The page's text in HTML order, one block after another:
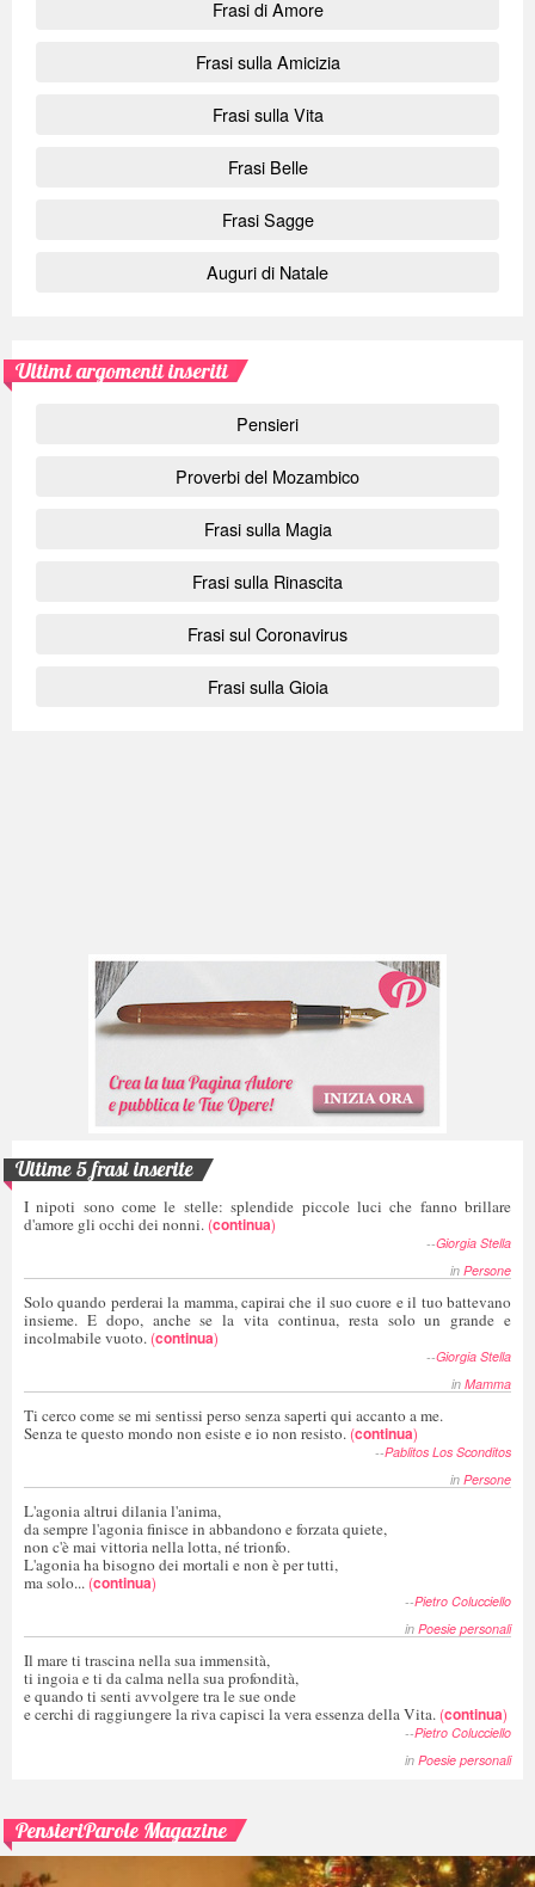
Frasi di Amore
Frasi sulla Amicizia
Frasi sulla Vita
Frasi Belle
Frasi Sagge
Auguri di Natale
Ultimi argomenti inseriti
Pensieri
Proverbi del Mozambico
Frasi sulla Magia
Frasi sulla Rinascita
Frasi sul Coronavirus
Frasi sulla Gioia
Ultime 5 frasi inserite
I nipoti sono come le stelle: splendide piccole luci che fanno brillare
d'amore gli occhi dei nonni. (continua)
--Giorgia Stella
in Persone
Solo quando perderai la mamma, capirai che il suo cuore e il tuo battevano
insieme. E dopo, anche se la vita continua, resta solo un grande e
incolmabile vuoto. (continua)
--Giorgia Stella
in Mamma
Ti cerco come se mi sentissi perso senza saperti qui accanto a me.
Senza te questo mondo non esiste e io non resisto. (continua)
--Pablitos Los Sconditos
in Persone
L'agonia altrui dilania l'anima,
da sempre l'agonia finisce in abbandono e forzata quiete,
non c'è mai vittoria nella lotta, né trionfo.
L'agonia ha bisogno dei mortali e non è per tutti,
ma solo... (continua)
--Pietro Colucciello
in Poesie personali
Il mare ti trascina nella sua immensità,
ti ingoia e ti da calma nella sua profondità,
e quando ti senti avvolgere tra le sue onde
e cerchi di raggiungere la riva capisci la vera essenza della Vita. (continua)
--Pietro Colucciello
in Poesie personali
PensieriParole Magazine